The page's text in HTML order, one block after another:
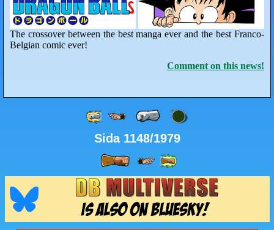
The crossover between the best manga ever and the best Franco-
Belgian comic ever!
Comment on this news!
Sida 1148/1979